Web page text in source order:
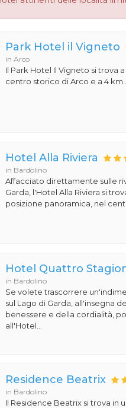
Park Hotel il Vigneto
in Arco
Il Park Hotel Il Vigneto si trova
centro storico di Arco e a 4 km...
Hotel Alla Riviera
in Bardolino
Affacciato direttamente sulle
Garda, l'Hotel Alla Riviera si
posizione panoramica, nel
Hotel Quattro
in Bardolino
Se volete trascorrere
sul Lago di Garda, all'insegna
benessere e della cordialità,
all'Hotel...
Residence Beatrix
in Bardolino
Il Residence Beatrix si trova in